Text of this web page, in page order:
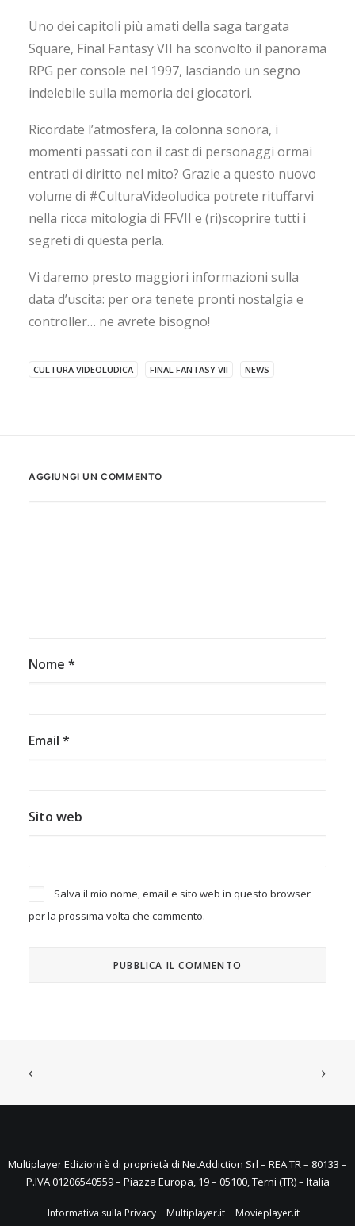
Uno dei capitoli più amati della saga targata
Square, Final Fantasy VII ha sconvolto il panorama
RPG per console nel 1997, lasciando un segno
indelebile sulla memoria dei giocatori.
Ricordate l’atmosfera, la colonna sonora, i
momenti passati con il cast di personaggi ormai
entrati di diritto nel mito? Grazie a questo nuovo
volume di #CulturaVideoludica potrete rituffarvi
nella ricca mitologia di FFVII e (ri)scoprire tutti i
segreti di questa perla.
Vi daremo presto maggiori informazioni sulla
data d’uscita: per ora tenete pronti nostalgia e
controller… ne avrete bisogno!
CULTURA VIDEOLUDICA FINAL FANTASY VII NEWS
AGGIUNGI UN COMMENTO
Nome *
Email *
Sito web
Salva il mio nome, email e sito web in questo browser
per la prossima volta che commento.
Multiplayer Edizioni è di proprietà di NetAddiction Srl – REA TR – 80133 –
P.IVA 01206540559 – Piazza Europa, 19 – 05100, Terni (TR) – Italia
Informativa sulla Privacy Multiplayer.it Movieplayer.it